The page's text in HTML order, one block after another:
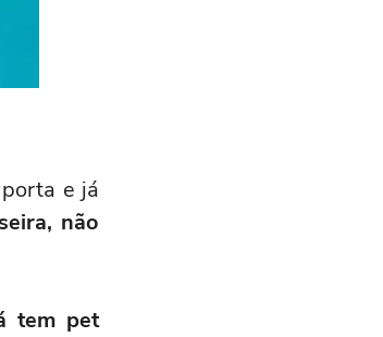
e já
não
tem pet